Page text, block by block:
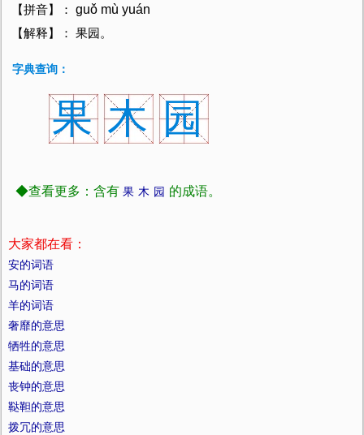
【拼音】： ɡuǒ mù yuán
【解释】： 果园。
字典查询：
果 木 园
◆查看更多：含有 果 木 园 的成语。
大家都在看：
安的词语
马的词语
羊的词语
奢靡的意思
牺牲的意思
基础的意思
丧钟的意思
鞑靼的意思
拨冗的意思